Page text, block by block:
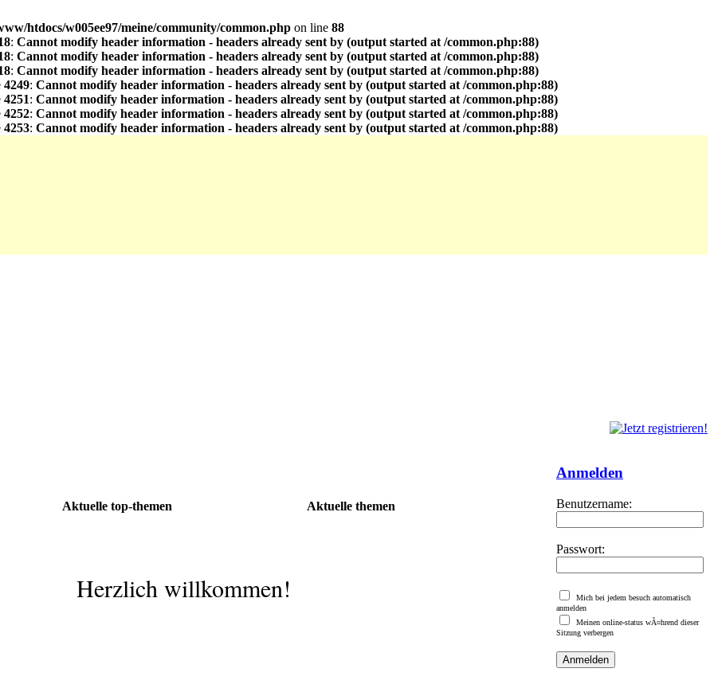
htdocs/w005ee97/meine/community/common.php on line 88
: Cannot modify header information - headers already sent by (output started at /common.php:88)
: Cannot modify header information - headers already sent by (output started at /common.php:88)
: Cannot modify header information - headers already sent by (output started at /common.php:88)
4249: Cannot modify header information - headers already sent by (output started at /common.php:88)
4251: Cannot modify header information - headers already sent by (output started at /common.php:88)
4252: Cannot modify header information - headers already sent by (output started at /common.php:88)
4253: Cannot modify header information - headers already sent by (output started at /common.php:88)
Aktuelle top-themen Aktuelle themen
Herzlich willkommen!
Anmelden
Benutzername:
Passwort:
Mich bei jedem besuch automatisch
anmelden
Meinen online-status wÃ¤hrend dieser
Sitzung verbergen